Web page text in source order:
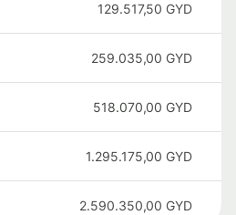
129.517,50 GYD
259.035,00 GYD
518.070,00 GYD
1.295.175,00 GYD
2.590.350,00 GYD